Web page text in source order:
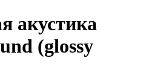
акустика
(glossy